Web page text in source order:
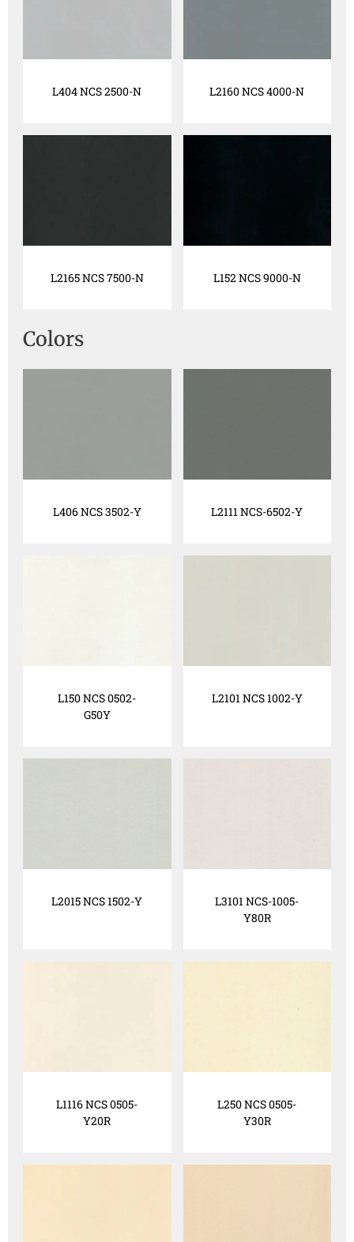
L404 NCS 2500-N L2160 NCS 4000-N
L2165 NCS 7500-N L152 NCS 9000-N
Colors
L406 NCS 3502-Y L2111 NCS-6502-Y
L150 NCS 0502-
G50Y
L2101 NCS 1002-Y
L2015 NCS 1502-Y
L3101 NCS-1005-
Y80R
L1116 NCS 0505-
Y20R
L250 NCS 0505-
Y30R